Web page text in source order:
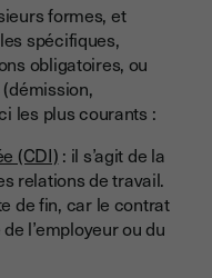
formes, et
spécifiques,
obligatoires, ou
les plus courants :
(CDI) : il s’agit de la
relations de travail.
de fin, car le contrat
l’employeur ou du